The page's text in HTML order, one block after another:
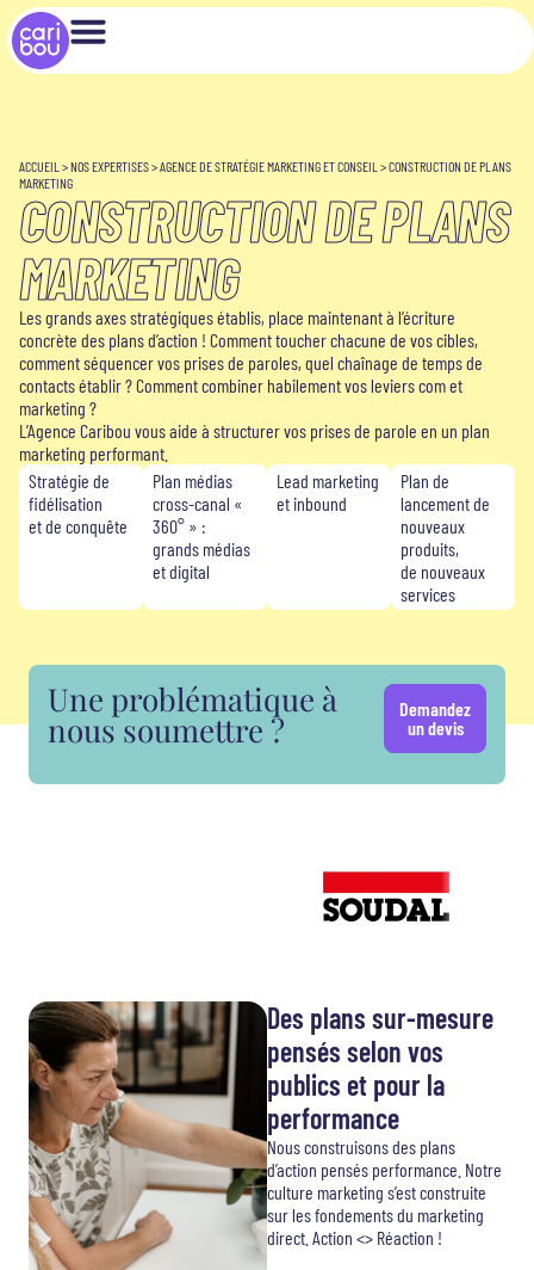
ACCUEIL >NOS EXPERTISES>AGENCE DE STRATÉGIE MARKETING ET CONSEIL >CONSTRUCTION DE PLANS
MARKETING
CONSTRUCTION DE PLANS
MARKETING
Les grands axes stratégiques établis, place maintenant à l’écriture
concrète des plans d’action ! Comment toucher chacune de vos cibles,
comment séquencer vos prises de paroles, quel chaînage de temps de
contacts établir ? Comment combiner habilement vos leviers com et
marketing ?
L’Agence Caribou vous aide à structurer vos prises de parole en un plan
marketing performant.
Stratégie de
fidélisation
et de conquête
Plan médias
cross-canal «
360° » :
grands médias
et digital
Lead marketing
et inbound
Plan de
lancement de
nouveaux
produits,
de nouveaux
services
Une problématique à
nous soumettre ?
Demandez
un devis
Des plans sur-mesure
pensés selon vos
publics et pour la
performance
Nous construisons des plans
d’action pensés performance. Notre
culture marketing s’est construite
sur les fondements du marketing
direct. Action <> Réaction !